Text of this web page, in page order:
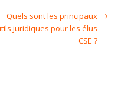
Quels sont les principaux
juridiques pour les élus
CSE ?